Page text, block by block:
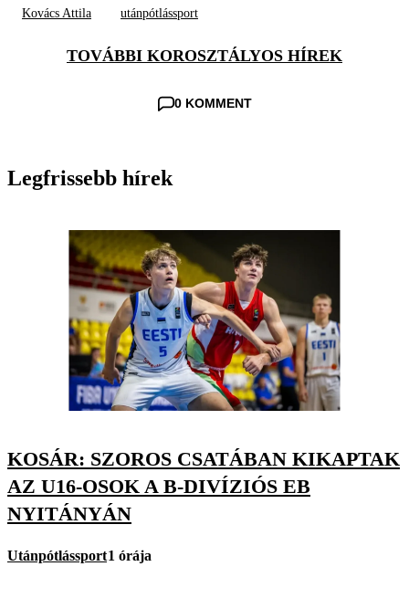
Kovács Attila utánpótlássport
TOVÁBBI KOROSZTÁLYOS HÍREK
0 KOMMENT
Legfrissebb hírek
KOSÁR: SZOROS CSATÁBAN KIKAPTAK
AZ U16-OSOK A B-DIVÍZIÓS EB
NYITÁNYÁN
Utánpótlássport1 órája